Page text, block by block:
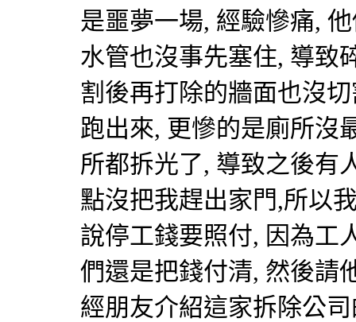
是噩夢一場, 經驗慘痛,
水管也沒事先塞住, 導致
割後再打除的牆面也沒
跑出來, 更慘的是廁所沒
所都拆光了, 導致之後有
點沒把我趕出家門,所以
說停工錢要照付, 因為工
們還是把錢付清, 然後請
經朋友介紹這家拆除公